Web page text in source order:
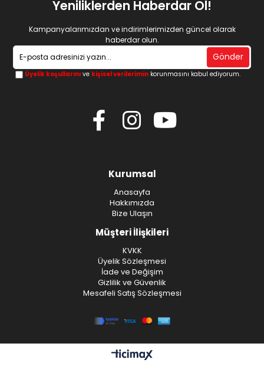
Yeniliklerden Haberdar Ol!
Kampanyalarımızdan ve indirimlerimizden güncel olarak
haberdar olun.
Gönder
Üyelik koşullarını ve kişisel verilerimin korunmasını kabul ediyorum.
Kurumsal
Anasayfa
Hakkımızda
Bize Ulaşın
Müşteri İlişkileri
KVKK
Üyelik Sözleşmesi
İade ve Değişim
Gizlilik ve Güvenlik
Mesafeli Satış Sözleşmesi